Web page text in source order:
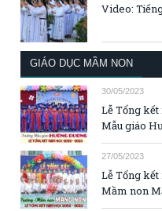
Video:
GIÁO DỤC MẦM NON
30/05/2023
Lễ Tổng kết
Mẫu giáo
27/05/2023
Lễ Tổng kết
Mầm non